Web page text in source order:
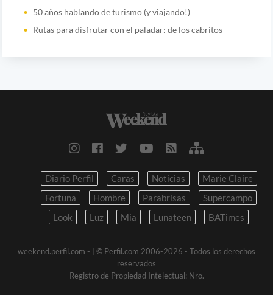
50 años hablando de turismo (y viajando!)
Rutas para disfrutar con el paladar: de los cabritos
Diario Perfil Caras Noticias
Marie Claire
Fortuna
Hombre Parabrisas
Supercampo
Look
Luz Mia Lunateen BATimes
weekend.perfil.com -
| © Perfil.com 2006-2026 - Todos los derechos
reservados
Registro de Propiedad Intelectual: Nro.